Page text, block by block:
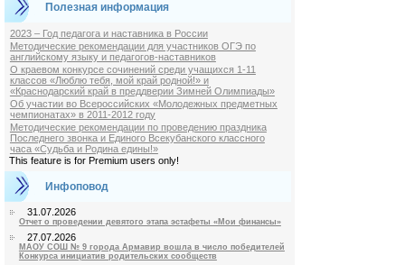
Полезная информация
2023 – Год педагога и наставника в России
Методические рекомендации для участников ОГЭ по
английскому языку и педагогов-наставников
О краевом конкурсе сочинений среди учащихся 1-11
классов «Люблю тебя, мой край родной!» и
«Краснодарский край в преддверии Зимней Олимпиады»
Об участии во Всероссийских «Молодежных предметных
чемпионатах» в 2011-2012 году
Методические рекомендации по проведению праздника
Последнего звонка и Единого Всекубанского классного
часа «Судьба и Родина едины!»
This feature is for Premium users only!
Инфоповод
31.07.2026
Отчет о проведении девятого этапа эстафеты «Мои финансы»
27.07.2026
МАОУ СОШ № 9 города Армавир вошла в число победителей
Конкурса инициатив родительских сообществ